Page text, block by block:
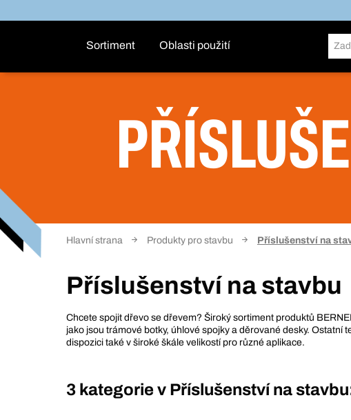
Sortiment Oblasti použití
Hlavní strana Produkty pro stavbu Příslušenství na
Příslušenství na stavbu
Chcete spojit dřevo se dřevem? Široký sortiment produktů
jako jsou trámové botky, úhlové spojky a děrované desky. Ostatní
dispozici také v široké škále velikostí pro různé aplikace.
3 kategorie v Příslušenství na